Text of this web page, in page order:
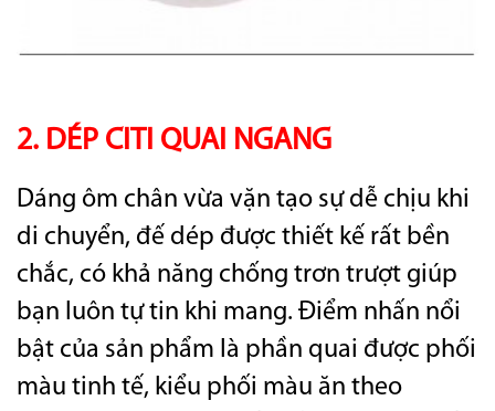
2. DÉP CITI QUAI NGANG
Dáng ôm chân vừa vặn tạo sự dễ chịu khi
di chuyển, đế dép được thiết kế rất bền
chắc, có khả năng chống trơn trượt giúp
bạn luôn tự tin khi mang. Điểm nhấn nổi
bật của sản phẩm là phần quai được phối
màu tinh tế, kiểu phối màu ăn theo